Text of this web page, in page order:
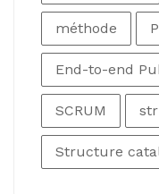
méthode
End-to-end
SCRUM
Structure